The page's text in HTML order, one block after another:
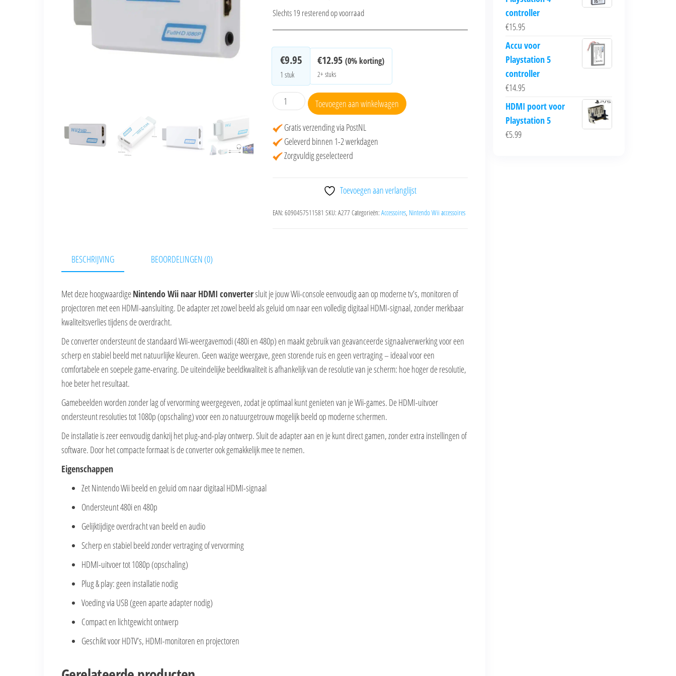
Slechts 19 resterend op voorraad
€9.95
1 stuk
€12.95 (0% korting)
2+ stuks
Wii
to
HDMI
converter
aantal
Toevoegen aan winkelwagen
Gratis verzending via PostNL
Geleverd binnen 1-2 werkdagen
Zorgvuldig geselecteerd
Toevoegen aan verlanglijst
EAN: 6090457511581 SKU: A277 Categorieën: Accessoires, Nintendo Wii accessoires
BESCHRIJVING BEOORDELINGEN (0)
Met deze hoogwaardigeNintendo Wii naar HDMI convertersluit je jouw Wii-console eenvoudig aan op moderne tv’s, monitoren of
projectoren met een HDMI-aansluiting. De adapter zet zowel beeld als geluid om naar een volledig digitaal HDMI-signaal, zonder merkbaar
kwaliteitsverlies tijdens de overdracht.
De converter ondersteunt de standaard Wii-weergavemodi (480i en 480p) en maakt gebruik van geavanceerde signaalverwerking voor een
scherp en stabiel beeld met natuurlijke kleuren. Geen wazige weergave, geen storende ruis en geen vertraging – ideaal voor een
comfortabele en soepele game-ervaring. De uiteindelijke beeldkwaliteit is afhankelijk van de resolutie van je scherm: hoe hoger de resolutie,
hoe beter het resultaat.
Gamebeelden worden zonder lag of vervorming weergegeven, zodat je optimaal kunt genieten van je Wii-games. De HDMI-uitvoer
ondersteunt resoluties tot 1080p (opschaling) voor een zo natuurgetrouw mogelijk beeld op moderne schermen.
De installatie is zeer eenvoudig dankzij het plug-and-play ontwerp. Sluit de adapter aan en je kunt direct gamen, zonder extra instellingen of
software. Door het compacte formaat is de converter ook gemakkelijk mee te nemen.
Eigenschappen
Zet Nintendo Wii beeld en geluid om naar digitaal HDMI-signaal
Ondersteunt 480i en 480p
Gelijktijdige overdracht van beeld en audio
Scherp en stabiel beeld zonder vertraging of vervorming
HDMI-uitvoer tot 1080p (opschaling)
Plug & play: geen installatie nodig
Voeding via USB (geen aparte adapter nodig)
Compact en lichtgewicht ontwerp
Geschikt voor HDTV’s, HDMI-monitoren en projectoren
controller
€15.95
Accu voor
Playstation 5
controller
€14.95
HDMI poort voor
Playstation 5
€5.99